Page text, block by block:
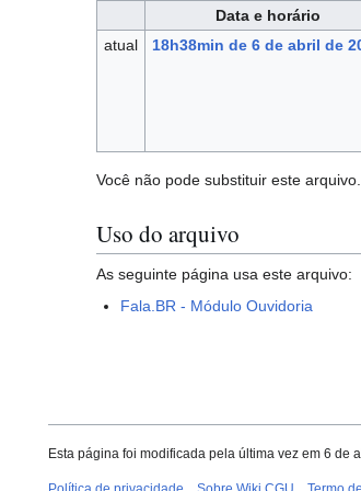
Data e horário
atual
18h38min de 6 de abril de
Você não pode substituir este arquivo.
Uso do arquivo
As seguinte página usa este arquivo:
Fala.BR - Módulo Ouvidoria
Esta página foi modificada pela última vez em 6 de